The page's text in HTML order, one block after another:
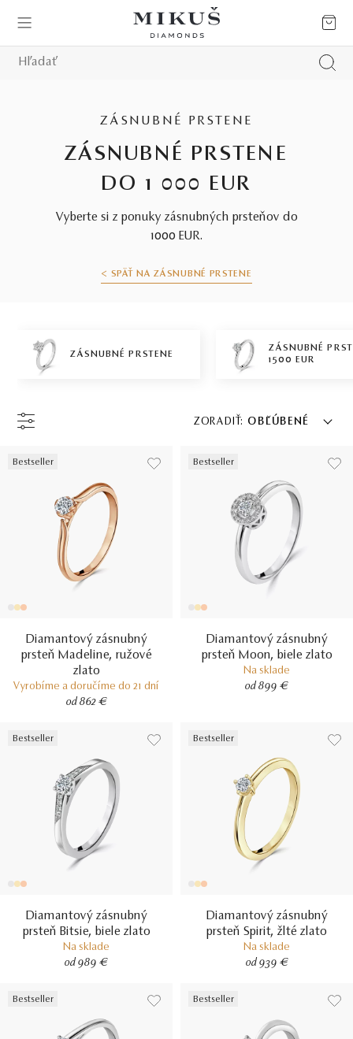
ZÁSNUBNÉ PRSTENE
ZÁSNUBNÉ PRSTENE
DO 1 000 EUR
Vyberte si z ponuky zásnubných prsteňov do
1000 EUR.
< SPÄŤ NA ZÁSNUBNÉ PRSTENE
ZÁSNUBNÉ PRSTENE
ZÁSNUBNÉ
1500 EUR
ZORADIŤ: OBĽÚBENÉ
Bestseller
Diamantový zásnubný
prsteň Madeline, ružové
zlato
Vyrobíme a doručíme do 21 dní
od 862 €
Bestseller
Diamantový zásnubný
prsteň Moon, biele zlato
Na sklade
od 899 €
Bestseller
Diamantový zásnubný
prsteň Bitsie, biele zlato
Na sklade
od 989 €
Bestseller
Diamantový zásnubný
prsteň Spirit, žlté zlato
Na sklade
od 939 €
Bestseller Bestseller